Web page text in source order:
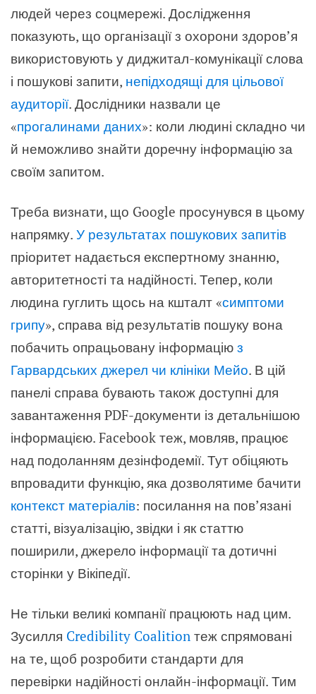
людей через соцмережі. Дослідження
показують, що організації з охорони здоров’я
використовують у диджитал-комунікації слова
і пошукові запити, непідходящі для цільової
аудиторії. Дослідники назвали це
«прогалинами даних»: коли людині складно чи
й неможливо знайти доречну інформацію за
своїм запитом.
Треба визнати, що Google просунувся в цьому
напрямку. У результатах пошукових запитів
пріоритет надається експертному знанню,
авторитетності та надійності. Тепер, коли
людина гуглить щось на кшталт «симптоми
грипу», справа від результатів пошуку вона
побачить опрацьовану інформацію з
Гарвардських джерел чи клініки Мейо. В цій
панелі справа бувають також доступні для
завантаження PDF-документи із детальнішою
інформацією. Facebook теж, мовляв, працює
над подоланням дезінфодемії. Тут обіцяють
впровадити функцію, яка дозволятиме бачити
контекст матеріалів: посилання на пов’язані
статті, візуалізацію, звідки і як статтю
поширили, джерело інформації та дотичні
сторінки у Вікіпедії.
Не тільки великі компанії працюють над цим.
Зусилля Credibility Coalition теж спрямовані
на те, щоб розробити стандарти для
перевірки надійності онлайн-інформації. Тим